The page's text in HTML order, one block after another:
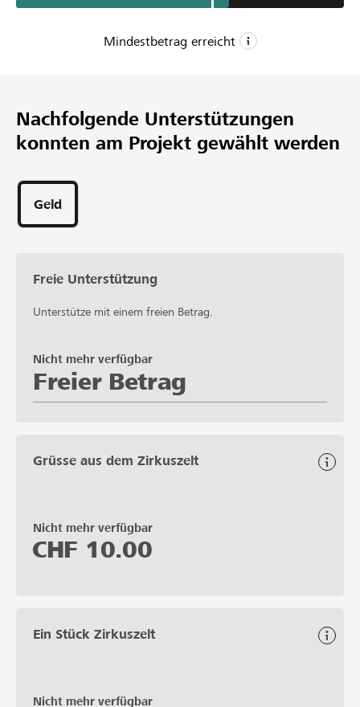
Mindestbetrag erreicht
CHF 5’000
Wunschbetrag
Unterstützungen
Nachfolgende Unterstützungen
konnten am Projekt gewählt werden
Geld
Freie Unterstützung
Unterstütze mit einem freien Betrag.
Freier Betrag
Nicht mehr verfügbar
Grüsse aus dem Zirkuszelt
Nicht mehr verfügbar
CHF 10.00
Ein Stück Zirkuszelt
Nicht mehr verfügbar